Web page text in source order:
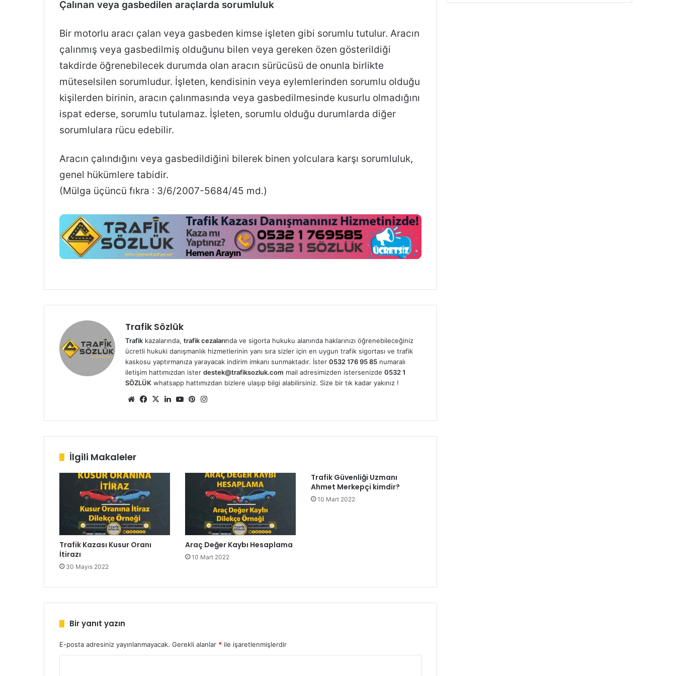
Çalınan veya gasbedilen araçlarda sorumluluk
Bir motorlu aracı çalan veya gasbeden kimse işleten gibi sorumlu tutulur. Aracın
çalınmış veya gasbedilmiş olduğunu bilen veya gereken özen gösterildiği
takdirde öğrenebilecek durumda olan aracın sürücüsü de onunla birlikte
müteselsilen sorumludur. İşleten, kendisinin veya eylemlerinden sorumlu olduğu
kişilerden birinin, aracın çalınmasında veya gasbedilmesinde kusurlu olmadığını
ispat ederse, sorumlu tutulamaz. İşleten, sorumlu olduğu durumlarda diğer
sorumlulara rücu edebilir.
Aracın çalındığını veya gasbedildiğini bilerek binen yolculara karşı sorumluluk,
genel hükümlere tabidir.
(Mülga üçüncü fıkra : 3/6/2007-5684/45 md.)
Trafik Sözlük
Trafik kazalarında, trafik cezalarında ve sigorta hukuku alanında haklarınızı öğrenebileceğiniz
ücretli hukuki danışmanlık hizmetlerinin yanı sıra sizler için en uygun trafik sigortası ve trafik
kaskosu yaptırmanıza yarayacak indirim imkanı sunmaktadır. İster 0532 176 95 85 numaralı
iletişim hattımızdan ister destek@trafiksozluk.com mail adresimizden istersenizde 0532 1
SÖZLÜK whatsapp hattımızdan bizlere ulaşıp bilgi alabilirsiniz. Size bir tık kadar yakınız !
We
sit
esi
Fa
bo
ok
X
Lin
dIn
Yo
ub
e
Pin
est ra
m
İlgili Makaleler
Trafik Kazası Kusur Oranı
İtirazı
30 Mayıs 2022
Araç Değer Kaybı Hesaplama
10 Mart 2022
Trafik Güvenliği Uzmanı
Ahmet Merkepçi kimdir?
10 Mart 2022
Bir yanıt yazın
E-posta adresiniz yayınlanmayacak. Gerekli alanlar * ile işaretlenmişlerdir